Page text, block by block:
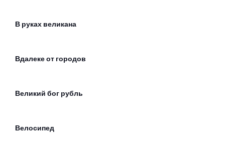
В руках великана
Вдалеке от городов
Великий бог рубль
Велосипед